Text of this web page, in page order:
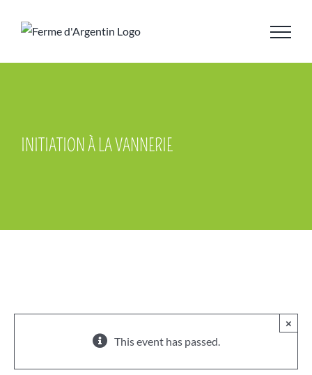
INITIATION À LA VANNERIE
×
This event has passed.